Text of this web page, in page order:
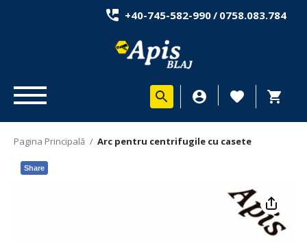
+40-745-582-990/ 0758.083.784
Pagina Principală / Arc pentru centrifugile cu casete
Share